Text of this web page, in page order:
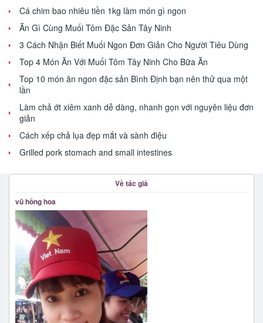
Cá chim bao nhiêu tiền 1kg làm món gì ngon
Ăn Gì Cùng Muối Tôm Đặc Sản Tây Ninh
3 Cách Nhận Biết Muối Ngon Đơn Giản Cho Người Tiêu Dùng
Top 4 Món Ăn Với Muối Tôm Tây Ninh Cho Bữa Ăn
Top 10 món ăn ngon đặc sản Bình Định bạn nên thử qua một
lần
Làm chả ớt xiêm xanh dễ dàng, nhanh gọn với nguyên liệu đơn
giản
Cách xếp chả lụa đẹp mắt và sành điệu
Grilled pork stomach and small intestines
Về tác giả
vũ hồng hoa